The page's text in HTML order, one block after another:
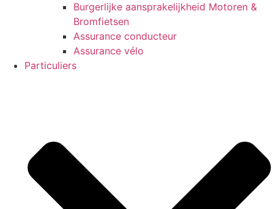
Burgerlijke aansprakelijkheid Motoren &
Bromfietsen
Assurance conducteur
Assurance vélo
Particuliers